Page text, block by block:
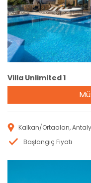
Villa Unlimited 1
Kalkan/Ortaalan,
Başlangıç Fiyatı